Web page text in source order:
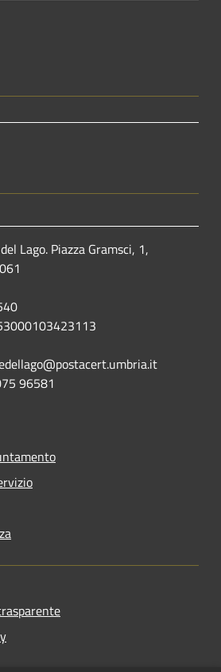
Lago. Piazza Gramsci, 1,
96581